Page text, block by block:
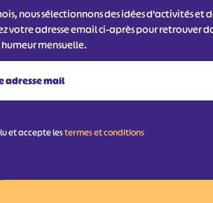
nous sélectionnons des idées d'activités et
votre adresse email ci-après pour retrouver
mensuelle.
et accepte lestermes et conditions